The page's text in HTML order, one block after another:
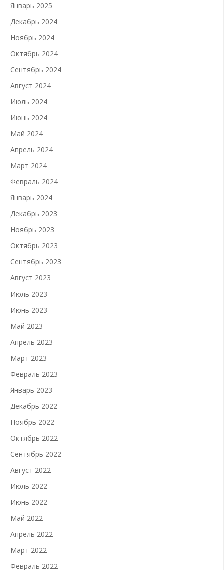
Январь 2025
Декабрь 2024
Ноябрь 2024
Октябрь 2024
Сентябрь 2024
Август 2024
Июль 2024
Июнь 2024
Май 2024
Апрель 2024
Март 2024
Февраль 2024
Январь 2024
Декабрь 2023
Ноябрь 2023
Октябрь 2023
Сентябрь 2023
Август 2023
Июль 2023
Июнь 2023
Май 2023
Апрель 2023
Март 2023
Февраль 2023
Январь 2023
Декабрь 2022
Ноябрь 2022
Октябрь 2022
Сентябрь 2022
Август 2022
Июль 2022
Июнь 2022
Май 2022
Апрель 2022
Март 2022
Февраль 2022